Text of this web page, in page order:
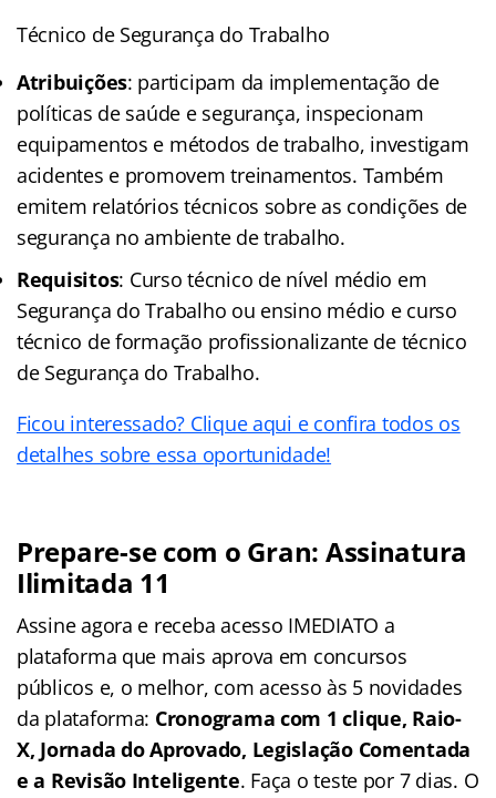
Técnico de Segurança do Trabalho
Atribuições: participam da implementação de
políticas de saúde e segurança, inspecionam
equipamentos e métodos de trabalho, investigam
acidentes e promovem treinamentos. Também
emitem relatórios técnicos sobre as condições de
segurança no ambiente de trabalho.
Requisitos: Curso técnico de nível médio em
Segurança do Trabalho ou ensino médio e curso
técnico de formação profissionalizante de técnico
de Segurança do Trabalho.
Ficou interessado? Clique aqui e confira todos os
detalhes sobre essa oportunidade!
Prepare-se com o Gran: Assinatura
Ilimitada 11
Assine agora e receba acesso IMEDIATO a
plataforma que mais aprova em concursos
públicos e, o melhor, com acesso às 5 novidades
da plataforma: Cronograma com 1 clique, Raio-
X, Jornada do Aprovado, Legislação Comentada
e a Revisão Inteligente. Faça o teste por 7 dias. O